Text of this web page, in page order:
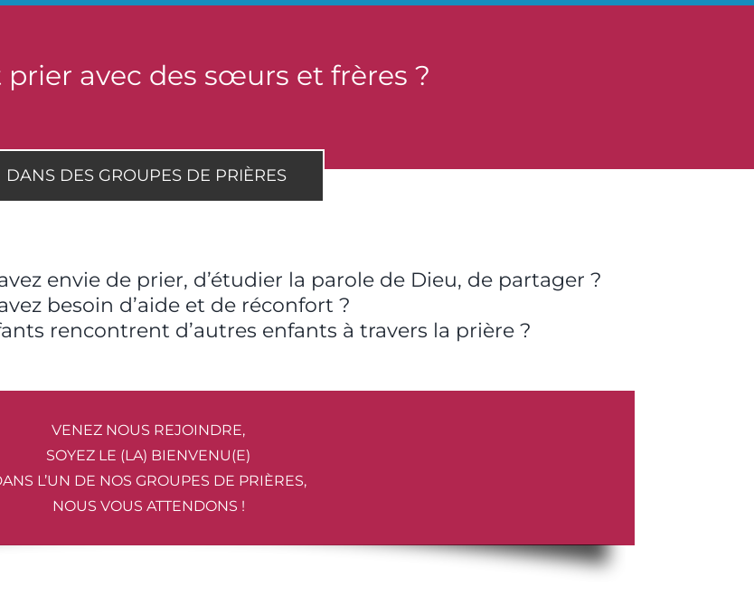
avec des sœurs et frères ?
DANS DES GROUPES DE PRIÈRES
envie de prier, d’étudier la parole de Dieu, de partager ?
besoin d’aide et de réconfort ?
rencontrent d’autres enfants à travers la prière ?
VENEZ NOUS REJOINDRE,
SOYEZ LE (LA) BIENVENU(E)
L’UN DE NOS GROUPES DE PRIÈRES,
NOUS VOUS ATTENDONS !